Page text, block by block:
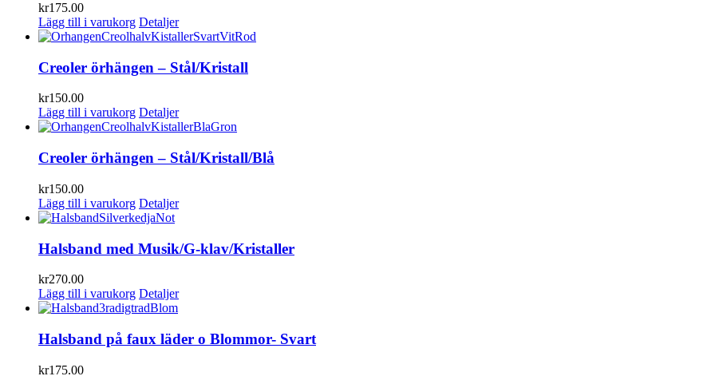
kr175.00
Lägg till i varukorg Detaljer
Creoler örhängen – Stål/Kristall
kr150.00
Lägg till i varukorg Detaljer
Creoler örhängen – Stål/Kristall/Blå
kr150.00
Lägg till i varukorg Detaljer
Halsband med Musik/G-klav/Kristaller
kr270.00
Lägg till i varukorg Detaljer
Halsband på faux läder o Blommor- Svart
kr175.00